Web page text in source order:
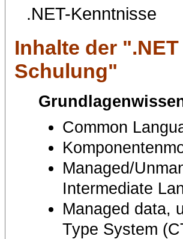
.NET-Kenntnisse
Inhalte der "
Schulung"
Common
Managed/
Intermediate
Managed data,
Type System